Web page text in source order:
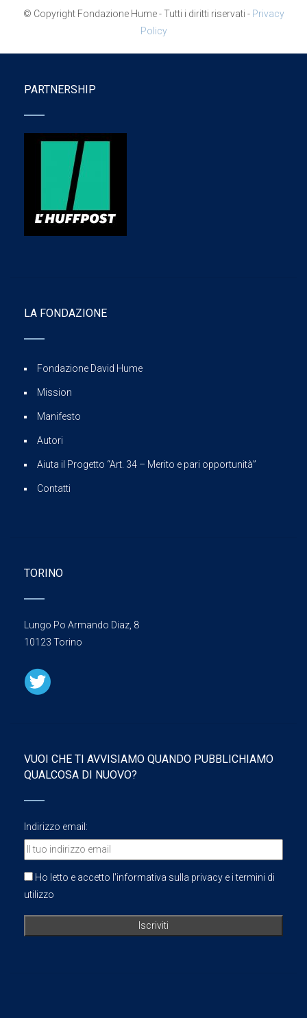
© Copyright Fondazione Hume - Tutti i diritti riservati - Privacy
Policy
PARTNERSHIP
LA FONDAZIONE
Fondazione David Hume
Mission
Manifesto
Autori
Aiuta il Progetto “Art. 34 – Merito e pari opportunità”
Contatti
TORINO
Lungo Po Armando Diaz, 8
10123 Torino
VUOI CHE TI AVVISIAMO QUANDO PUBBLICHIAMO
QUALCOSA DI NUOVO?
Indirizzo email:
Ho letto e accetto l'informativa sulla privacy e i termini di
utilizzo